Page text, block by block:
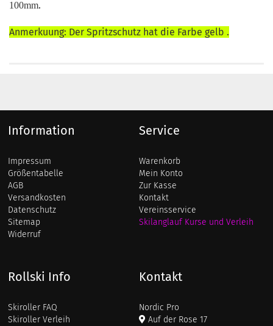
100mm.
Anmerkuung: Der Spritzschutz hat die Farbe gelb .
Information
Impressum
Größentabelle
AGB
Versandkosten
Datenschutz
Sitemap
Widerruf
Service
Warenkorb
Mein Konto
Zur Kasse
Kontakt
Vereinsservice
Skilanglauf Kurse und Verleih
Rollski Info
Skiroller FAQ
Skiroller Verleih
Kontakt
Nordic Pro
Auf der Rose 17